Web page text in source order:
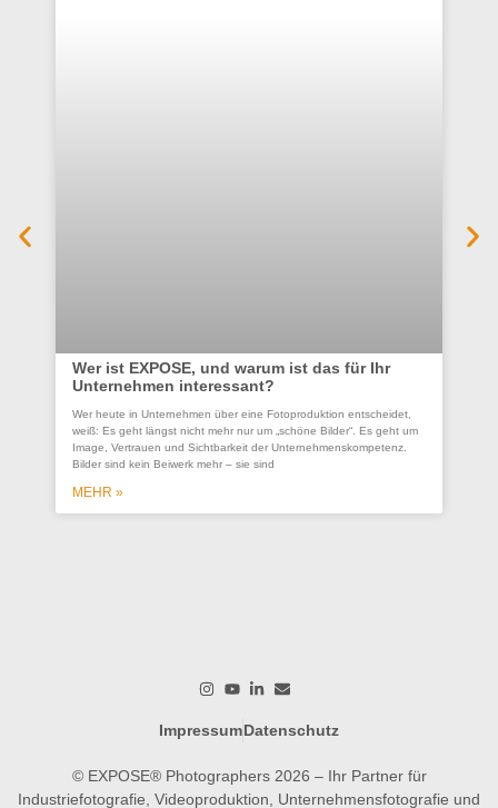
Wer ist EXPOSE, und warum ist das für Ihr
Unternehmen interessant?
Wer heute in Unternehmen über eine Fotoproduktion entscheidet,
weiß: Es geht längst nicht mehr nur um „schöne Bilder“. Es geht um
Image, Vertrauen und Sichtbarkeit der Unternehmenskompetenz.
Bilder sind kein Beiwerk mehr – sie sind
MEHR »
ImpressumDatenschutz
© EXPOSE® Photographers 2026 – Ihr Partner für
Industriefotografie, Videoproduktion, Unternehmensfotografie und